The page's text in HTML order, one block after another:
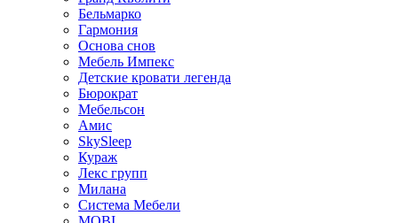
Бельмарко
Гармония
Основа снов
Мебель Импекс
Детские кровати легенда
Бюрократ
Мебельсон
Амис
SkySleep
Кураж
Лекс групп
Милана
Система Мебели